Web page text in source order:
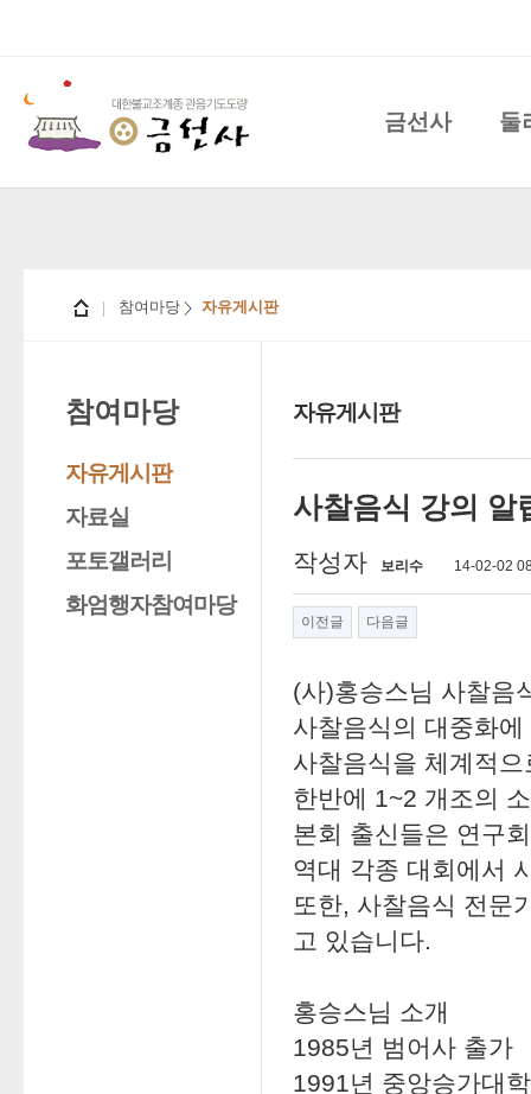
금선사 둘
참여마당 자유게시판
참여마당
자유게시판
자료실
포토갤러리
화엄행자참여마당
자유게시판
사찰음식 강의 알
작성자 보리수 14-02-02
이전글 다음글
(사)홍승스님 사찰음
사찰음식의 대중화
사찰음식을 체계적
한반에 1~2 개조의
본회 출신들은 연구
역대 각종 대회에서
또한, 사찰음식 전문
고 있습니다.
홍승스님 소개
1985년 범어사 출가
1991년 중앙승가대